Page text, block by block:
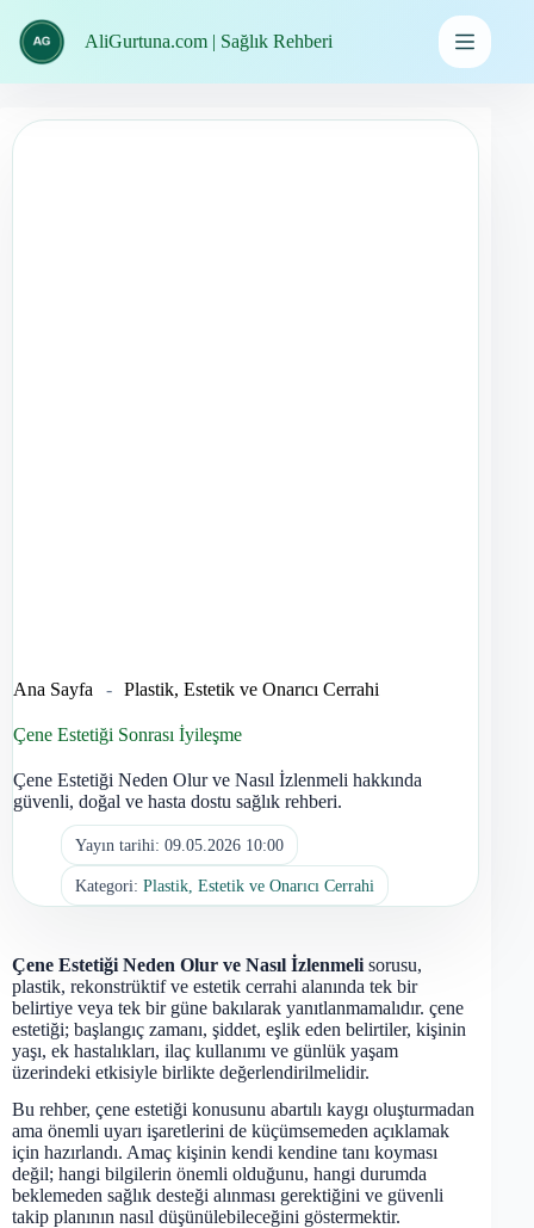
geç
AliGurtuna.com | Sağlık Rehberi
Ana Sayfa - Plastik, Estetik ve Onarıcı Cerrahi
Çene Estetiği Sonrası İyileşme
Çene Estetiği Neden Olur ve Nasıl İzlenmeli hakkında
güvenli, doğal ve hasta dostu sağlık rehberi.
Yayın tarihi: 09.05.2026 10:00
Kategori: Plastik, Estetik ve Onarıcı Cerrahi
Çene Estetiği Neden Olur ve Nasıl İzlenmeli sorusu,
plastik, rekonstrüktif ve estetik cerrahi alanında tek bir
belirtiye veya tek bir güne bakılarak yanıtlanmamalıdır. çene
estetiği; başlangıç zamanı, şiddet, eşlik eden belirtiler, kişinin
yaşı, ek hastalıkları, ilaç kullanımı ve günlük yaşam
üzerindeki etkisiyle birlikte değerlendirilmelidir.
Bu rehber, çene estetiği konusunu abartılı kaygı oluşturmadan
ama önemli uyarı işaretlerini de küçümsemeden açıklamak
için hazırlandı. Amaç kişinin kendi kendine tanı koyması
değil; hangi bilgilerin önemli olduğunu, hangi durumda
beklemeden sağlık desteği alınması gerektiğini ve güvenli
takip planının nasıl düşünülebileceğini göstermektir.